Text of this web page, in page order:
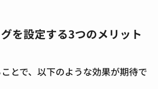
を設定する3つのメリット
とで、以下のような効果が期待で